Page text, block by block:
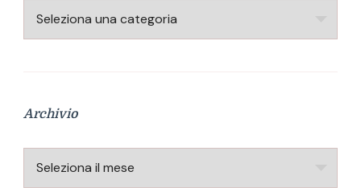
Categorie
Archivio
Archivio